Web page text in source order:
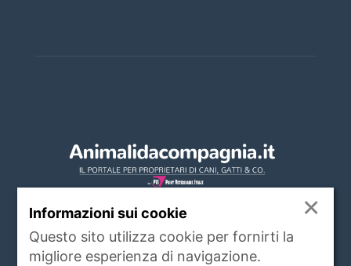
CHI SIAMO
Informazioni sui cookie ×
Questo sito utilizza cookie per fornirti la
migliore esperienza di navigazione.